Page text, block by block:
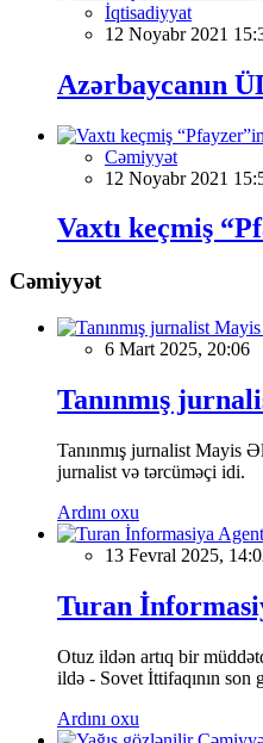
İqtisadiyyat
12 Noyabr 2021
Azərbaycanın
Cəmiyyət
12 Noyabr 2021
Vaxtı keçmiş
Cəmiyyət
6 Mart 2025, 20:06
Tanınmış
Tanınmış jurnalist Mayis
jurnalist və tərcüməçi idi.
Ardını oxu
13 Fevral 2025,
Turan
Otuz ildən artıq bir
ildə - Sovet İttifaqının
Ardını oxu